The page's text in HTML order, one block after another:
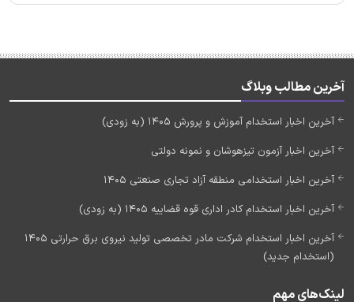
آخرین مطالب وبلاگ
آخرین اخبار استخدام آموزش و پرورش 1405 (به زودی)
آخرین اخبار آزمون تیزهوشان و نمونه دولتی
آخرین اخبار استخدامی منطقه آزاد تجاری صنعتی 1405
آخرین اخبار استخدام کادر اداری قوه قضاییه 1405 (به زودی)
آخرین اخبار استخدام شرکت مادر تخصصی تولید نیروی برق حرارتی 1405
(استخدام جدید)
لینک‌های مهم